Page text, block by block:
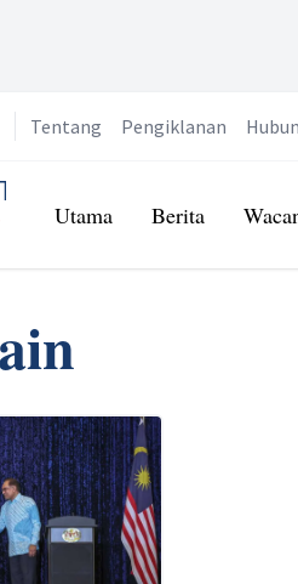
Tentang Pengiklanan
Utama Berita